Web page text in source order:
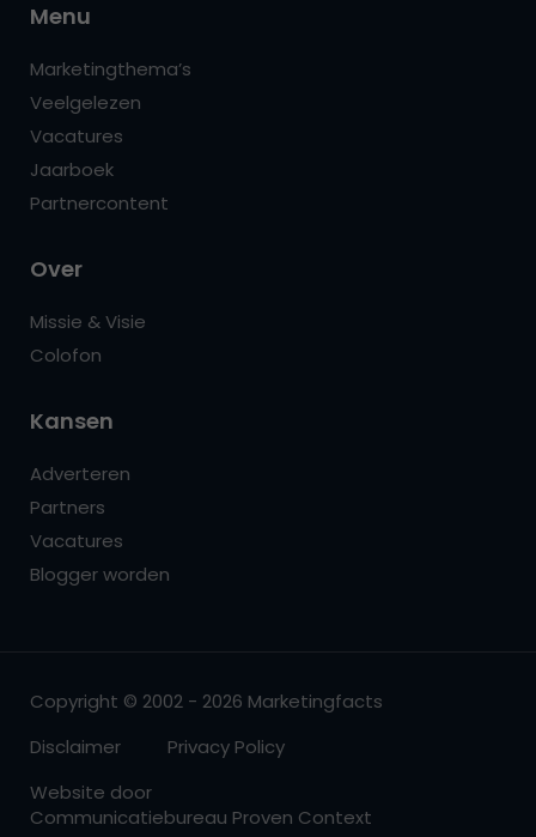
Menu
Marketingthema’s
Veelgelezen
Vacatures
Jaarboek
Partnercontent
Over
Missie & Visie
Colofon
Kansen
Adverteren
Partners
Vacatures
Blogger worden
Copyright © 2002 - 2026 Marketingfacts
Disclaimer
Privacy Policy
Website door
Communicatiebureau Proven Context